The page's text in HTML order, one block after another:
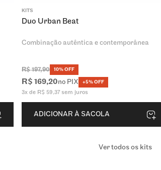
Ver todos os kits
KITS
Duo Urban Beat
Combinação autêntica e contemporânea
R$ 197,90 10% OFF
R$ 169,20no PIX +5% OFF
3x de R$ 59,37 sem juros
ADICIONAR À SACOLA